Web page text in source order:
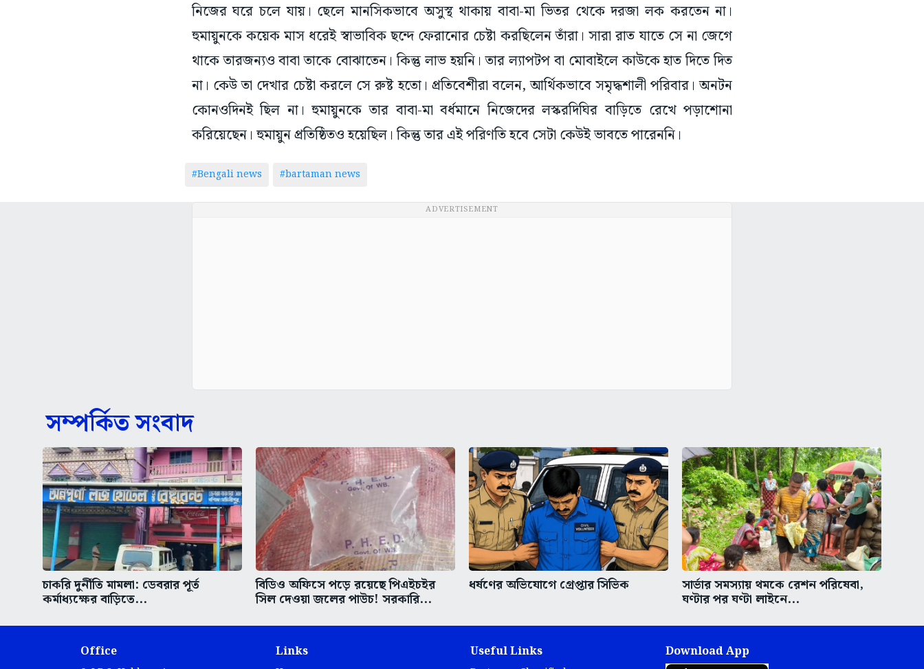
নিজের ঘরে চলে যায়। ছেলে মানসিকভাবে অসুস্থ থাকায় বাবা-মা ভিতর থেকে দরজা লক করতেন না।
হুমায়ুনকে কয়েক মাস ধরেই স্বাভাবিক ছন্দে ফেরানোর চেষ্টা করছিলেন তাঁরা। সারা রাত যাতে সে না জেগে
থাকে তারজন্যও বাবা তাকে বোঝাতেন। কিন্তু লাভ হয়নি। তার ল্যাপটপ বা মোবাইলে কাউকে হাত দিতে দিত
না। কেউ তা দেখার চেষ্টা করলে সে রুষ্ট হতো। প্রতিবেশীরা বলেন, আর্থিকভাবে সমৃদ্ধশালী পরিবার। অনটন
কোনওদিনই ছিল না। হুমায়ুনকে তার বাবা-মা বর্ধমানে নিজেদের লস্করদিঘির বাড়িতে রেখে পড়াশোনা
করিয়েছেন। হুমায়ুন প্রতিষ্ঠিতও হয়েছিল। কিন্তু তার এই পরিণতি হবে সেটা কেউই ভাবতে পারেননি।
#Bengali news #bartaman news
ADVERTISEMENT
সম্পর্কিত সংবাদ
চাকরি দুর্নীতি মামলা: ডেবরার পূর্ত
কর্মাধ্যক্ষের বাড়িতে...
বিডিও অফিসে পড়ে রয়েছে পিএইচইর
সিল দেওয়া জলের পাউচ! সরকারি...
ধর্ষণের অভিযোগে গ্রেপ্তার সিভিক সার্ভার সমস্যায় থমকে রেশন পরিষেবা,
ঘণ্টার পর ঘণ্টা লাইনে...
Office Links Useful Links Download App